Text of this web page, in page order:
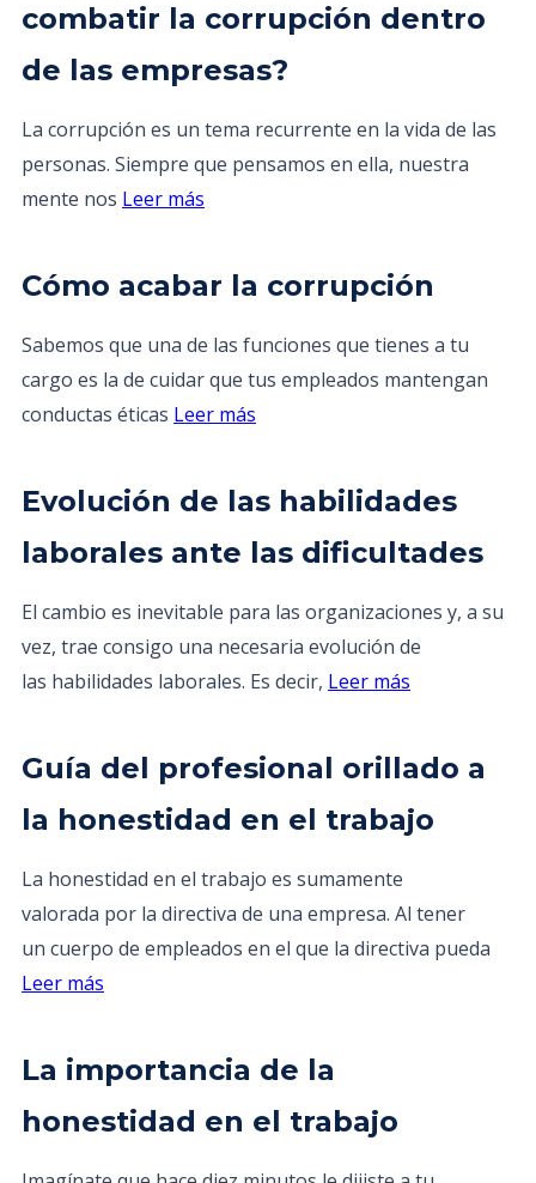
combatir la corrupción dentro
de las empresas?
La corrupción es un tema recurrente en la vida de las
personas. Siempre que pensamos en ella, nuestra
mente nos Leer más
Cómo acabar la corrupción
Sabemos que una de las funciones que tienes a tu
cargo es la de cuidar que tus empleados mantengan
conductas éticas Leer más
Evolución de las habilidades
laborales ante las dificultades
El cambio es inevitable para las organizaciones y, a su
vez, trae consigo una necesaria evolución de
las habilidades laborales. Es decir, Leer más
Guía del profesional orillado a
la honestidad en el trabajo
La honestidad en el trabajo es sumamente
valorada por la directiva de una empresa. Al tener
un cuerpo de empleados en el que la directiva pueda
Leer más
La importancia de la
honestidad en el trabajo